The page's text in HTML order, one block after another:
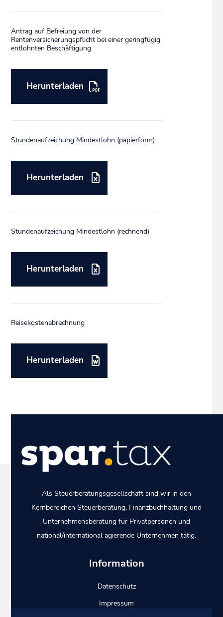
Antrag auf Befreiung von der
Rentenversicherungspflicht bei einer geringfügig
entlohnten Beschäftigung
Herunterladen
Stundenaufzeichung Mindestlohn (papierform)
Herunterladen
Stundenaufzeichung Mindestlohn (rechnend)
Herunterladen
Reisekostenabrechnung
Herunterladen
Als Steuerberatungsgesellschaft sind wir in den
KernbereichenSteuerberatung, Finanzbuchhaltung und
Unternehmensberatung für Privatpersonen und
national/international agierende Unternehmen tätig.
Information
Datenschutz
Impressum